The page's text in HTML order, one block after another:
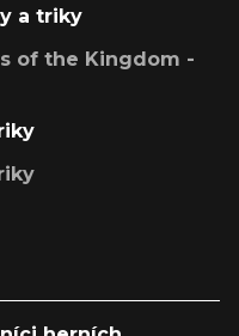
a triky
of the Kingdom -